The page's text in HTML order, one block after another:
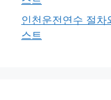
인천운전연수 절차
스트